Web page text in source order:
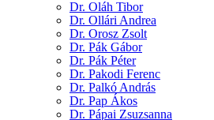
Dr. Oláh Tibor
Dr. Ollári Andrea
Dr. Orosz Zsolt
Dr. Pák Gábor
Dr. Pák Péter
Dr. Pakodi Ferenc
Dr. Palkó András
Dr. Pap Ákos
Dr. Pápai Zsuzsanna